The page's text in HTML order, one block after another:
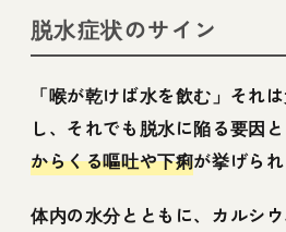
脱水症状のサイン
「喉が乾けば水を飲む」それ
し、それでも脱水に陥る要因と
からくる嘔吐や下痢が挙げられ
体内の水分とともに、カルシ